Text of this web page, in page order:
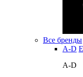
Все бренды
A-D
A-D